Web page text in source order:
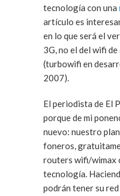
tecnología con una
artículo es
en lo que será el
3G, no el del wifi
(turbowifi en
2007).
El periodista de El
porque de mi
nuevo: nuestro plan para reemplazarle a los
foneros,
routers wifi/wimax
tecnología. Haciendo esto los foneros
podrán tener su